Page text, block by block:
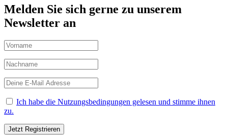
Melden Sie sich gerne zu unserem
Newsletter an
Ich habe die Nutzungsbedingungen gelesen und stimme ihnen
zu.